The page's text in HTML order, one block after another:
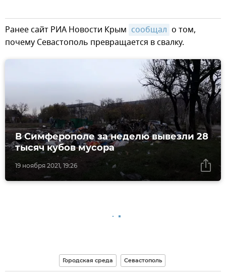
Ранее сайт РИА Новости Крым сообщал о том,
почему Севастополь превращается в свалку.
19 ноября 2021, 19:26
В Симферополе за неделю вывезли 28
тысяч кубов мусора
Городская среда Севастополь